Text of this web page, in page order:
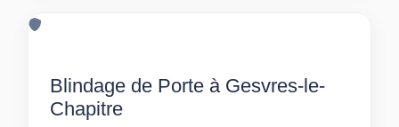
Blindage de Porte à Gesvres-le-
Chapitre